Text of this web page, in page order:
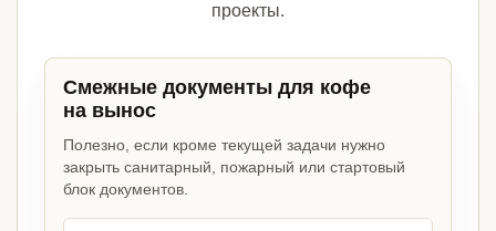
проекты.
Смежные документы для кофе
на вынос
Полезно, если кроме текущей задачи нужно
закрыть санитарный, пожарный или стартовый
блок документов.